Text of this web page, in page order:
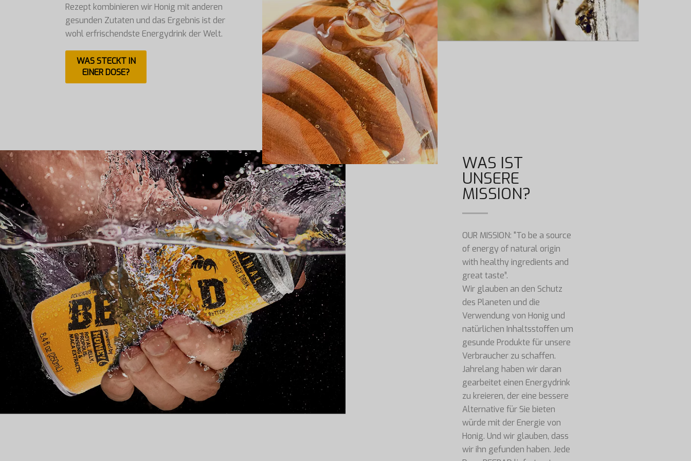
Rezept kombinieren wir Honig mit anderen
gesunden Zutaten und das Ergebnis ist der
wohl erfrischendste Energydrink der Welt.
WAS STECKT IN
EINER DOSE?
WAS IST
UNSERE
MISSION?
OUR MISSION: "To be a source
of energy of natural origin
with healthy ingredients and
great taste”.
Wir glauben an den Schutz
des Planeten und die
Verwendung von Honig und
natürlichen Inhaltsstoffen um
gesunde Produkte für unsere
Verbraucher zu schaffen.
Jahrelang haben wir daran
gearbeitet einen Energydrink
zu kreieren, der eine bessere
Alternative für Sie bieten
würde mit der Energie von
Honig. Und wir glauben, dass
wir ihn gefunden haben. Jede